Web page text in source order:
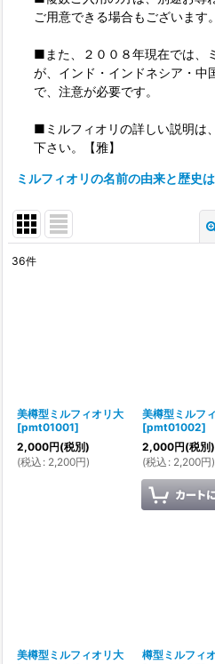
ご用意できる場合もございます。
■また、２００８年現在では、
が、インド・インドネシア・中
で、注意が必要です。
■ミルフィオリの詳しい説明は
下さい。【雅】
ミルフィオリの名前の由来と歴史
36件
美樽型ミルフィオリ大
[pmt01001]
2,000円(税別)
(税込 : 2,200円)
美樽型ミルフ
[pmt01002]
2,000円(税別)
(税込 : 2,200円)
美樽型ミルフィオリ大
樽型ミルフィ